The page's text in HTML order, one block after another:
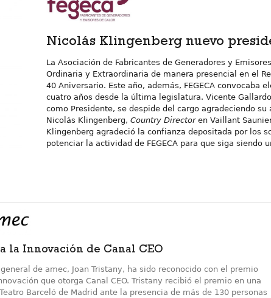
Nicolás Klingenberg nuevo
La Asociación de Fabricantes de Generadores y
Ordinaria y Extraordinaria de manera presencial en el
40 Aniversario. Este año, además, FEGECA convocaba
cuatro años desde la última legislatura. Vicente
como Presidente, se despide del cargo agradeciendo
Nicolás Klingenberg, Country Directoren Vaillant
Klingenberg agradeció la confianza depositada por los
potenciar la actividad de FEGECA para que siga siendo
la Innovación de Canal CEO
de amec, Joan Tristany, ha sido reconocido con el premio
que otorga Canal CEO. Tristany recibió el premio en una
Barceló de Madrid ante la presencia de más de 130 personas